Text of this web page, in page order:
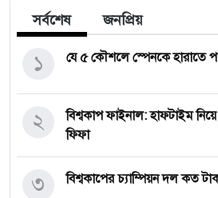
সর্বশেষ জনপ্রিয়
যে ৫ কৌশলে স্পেনকে হারাতে
১
বিশ্বকাপ ফাইনাল: হাফটাইম নিয়ে
ফিফা
২
বিশ্বকাপের চ্যাম্পিয়ন দল কত
৩